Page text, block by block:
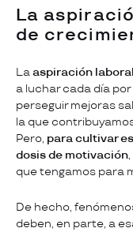
La
de
Laaspiración laboral
a luchar cada día
perseguir mejoras
la que
Pero, para cultivar
dosis de motivación
que tengamos para
De hecho,
deben, en parte, a